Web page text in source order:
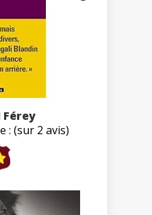
Férey
: (sur 2 avis)